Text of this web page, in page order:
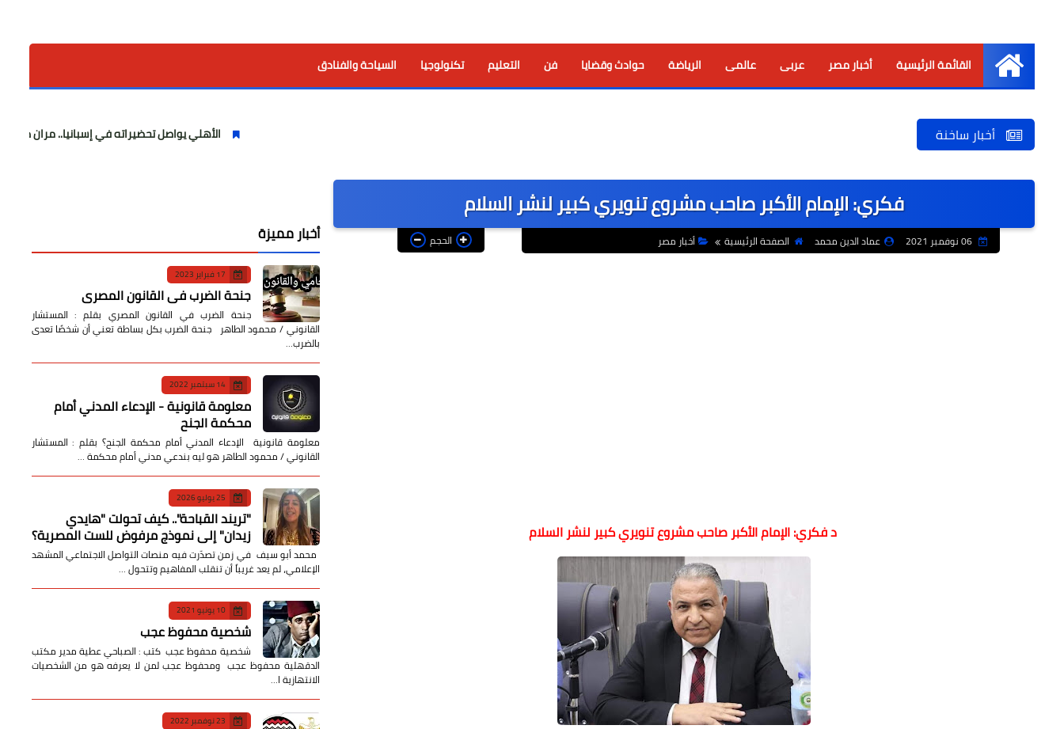
الرئيسية
القائمة الرئيسية أخبار مصر عربى عالمى الرياضة حوادث وقضايا فن التعليم تكنولوجيا السياحة والفنادق
أخبار ساخنة الأهلي يواصل تحضيراته في إسبانيا.. مران صباحي قوي
فكري: الإمام الأكبر صاحب مشروع تنويري كبير لنشر السلام
06 نوفمبر 2021 عماد الدين محمد الصفحة الرئيسية أخبار مصر الحجم
د فكري: الإمام الأكبر صاحب مشروع تنويري كبير لنشر السلام
أخبار مميزة
17 فبراير 2023
جنحة الضرب في القانون المصري
جنحة الضرب في القانون المصري بقلم : المستشار
القانوني / محمود الطاهر جنحة الضرب بكل بساطة تعني أن شخصًا تعدى
بالضرب…
14 سبتمبر 2022
معلومة قانونية - الإدعاء المدني أمام
محكمة الجنح
معلومة قانونية الإدعاء المدني أمام محكمة الجنح؟ بقلم : المستشار
القانوني / محمود الطاهر هو ليه بندعي مدني أمام محكمة …
25 يوليو 2026
​"تريند القباحة".. كيف تحولت "هايدي
زيدان" إلى نموذج مرفوض للست المصرية؟
​ محمد أبو سيف ​في زمن تصدّرت فيه منصات التواصل الاجتماعي المشهد
الإعلامي، لم يعد غريباً أن تنقلب المفاهيم وتتحول …
10 يونيو 2021
شخصية محفوظ عجب
شخصية محفوظ عجب كتب : الصباحي عطية مدير مكتب
الدقهلية محفوظ عجب ومحفوظ عجب لمن لا يعرفه هو من الشخصيات
الانتهازية ا…
23 نوفمبر 2022